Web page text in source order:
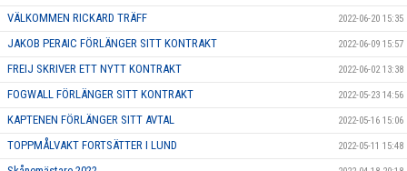
VÄLKOMMEN RICKARD TRÄFF 2022-06-20 15:35
JAKOB PERAIC FÖRLÄNGER SITT KONTRAKT 2022-06-09 15:57
FREIJ SKRIVER ETT NYTT KONTRAKT 2022-06-02 13:38
FOGWALL FÖRLÄNGER SITT KONTRAKT 2022-05-23 14:56
KAPTENEN FÖRLÄNGER SITT AVTAL 2022-05-16 15:06
TOPPMÅLVAKT FORTSÄTTER I LUND 2022-05-11 15:48